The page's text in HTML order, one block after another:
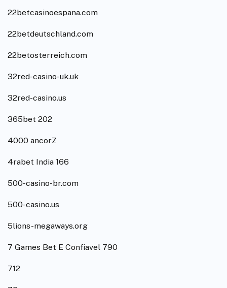
22betcasinoespana.com
22betdeutschland.com
22betosterreich.com
32red-casino-uk.uk
32red-casino.us
365bet 202
4000 ancorZ
4rabet India 166
500-casino-br.com
500-casino.us
5lions-megaways.org
7 Games Bet E Confiavel 790
712